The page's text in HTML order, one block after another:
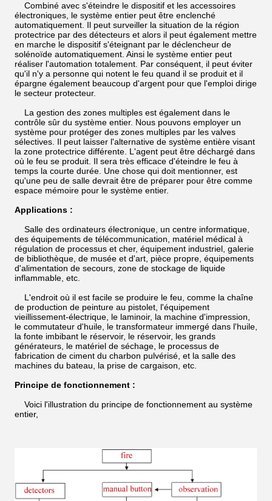
Combiné avec s'éteindre le dispositif et les accessoires
électroniques, le système entier peut être enclenché
automatiquement. Il peut surveiller la situation de la région
protectrice par des détecteurs et alors il peut également mettre
en marche le dispositif s'éteignant par le déclencheur de
solénoïde automatiquement. Ainsi le système entier peut
réaliser l'automation totalement. Par conséquent, il peut éviter
qu'il n'y a personne qui notent le feu quand il se produit et il
épargne également beaucoup d'argent pour que l'emploi dirige
le secteur protecteur.
La gestion des zones multiples est également dans le
contrôle sûr du système entier. Nous pouvons employer un
système pour protéger des zones multiples par les valves
sélectives. Il peut laisser l'alternative de système entière visant
la zone protectrice différente. L'agent peut être déchargé dans
où le feu se produit. Il sera très efficace d'éteindre le feu à
temps la courte durée. Une chose qui doit mentionner, est
qu'une peu de salle devrait être de préparer pour être comme
espace mémoire pour le système entier.
Applications :
Salle des ordinateurs électronique, un centre informatique,
des équipements de télécommunication, matériel médical à
régulation de processus et cher, équipement industriel, galerie
de bibliothèque, de musée et d'art, pièce propre, équipements
d'alimentation de secours, zone de stockage de liquide
inflammable, etc.
L'endroit où il est facile se produire le feu, comme la chaîne
de production de peinture au pistolet, l'équipement
vieillissement-électrique, le laminoir, la machine d'impression,
le commutateur d'huile, le transformateur immergé dans l'huile,
la fonte imbibant le réservoir, le réservoir, les grands
générateurs, le matériel de séchage, le processus de
fabrication de ciment du charbon pulvérisé, et la salle des
machines du bateau, la prise de cargaison, etc.
Principe de fonctionnement :
Voici l'illustration du principe de fonctionnement au système
entier,